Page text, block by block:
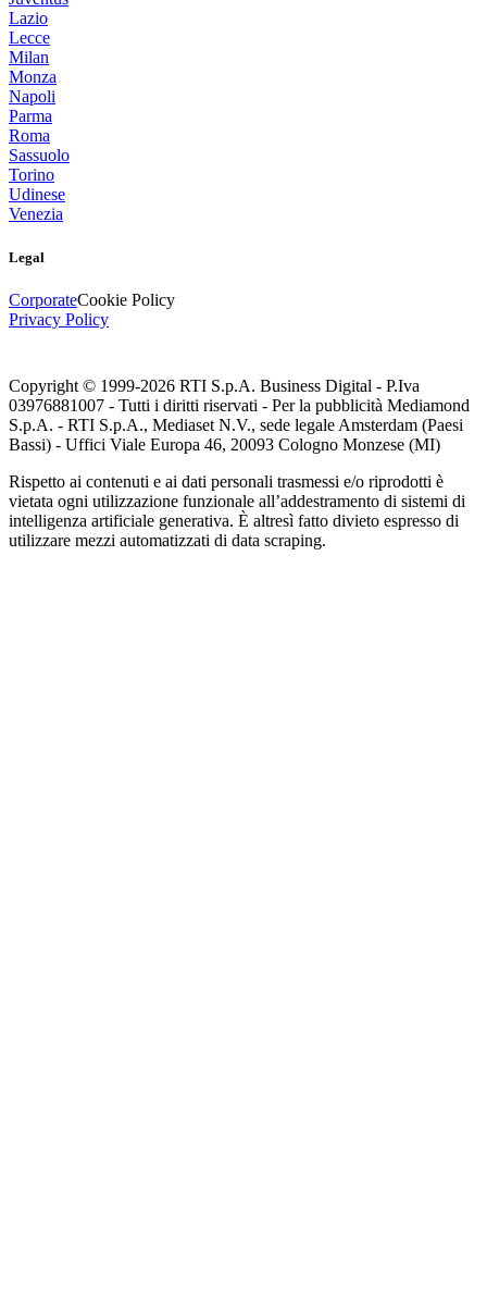
Lazio
Lecce
Milan
Monza
Napoli
Parma
Roma
Sassuolo
Torino
Udinese
Venezia
Legal
CorporateCookie Policy
Privacy Policy
Copyright © 1999-2026 RTI S.p.A. Business Digital - P.Iva
03976881007 - Tutti i diritti riservati - Per la pubblicità Mediamond
S.p.A. - RTI S.p.A., Mediaset N.V., sede legale Amsterdam (Paesi
Bassi) - Uffici Viale Europa 46, 20093 Cologno Monzese (MI)
Rispetto ai contenuti e ai dati personali trasmessi e/o riprodotti è
vietata ogni utilizzazione funzionale all’addestramento di sistemi di
intelligenza artificiale generativa. È altresì fatto divieto espresso di
utilizzare mezzi automatizzati di data scraping.